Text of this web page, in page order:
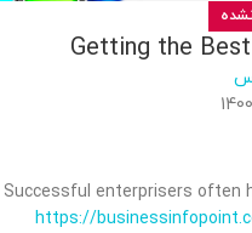
Getting the
Successful enterprisers often
https://